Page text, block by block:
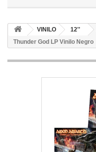
VINILO 12''
Thunder God LP Vinilo Negro